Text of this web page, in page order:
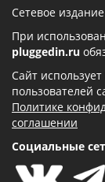
Сетевое издание
При
pluggedin.ru
Сайт
пользователей
Политике
соглашении
Социальные